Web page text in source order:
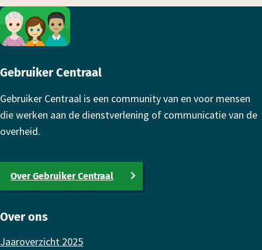
Footer
Gebruiker Centraal
Gebruiker Centraal is een community van en voor mensen
die werken aan de dienstverlening of communicatie van de
overheid.
Over Gebruiker Centraal
Over ons
Jaaroverzicht 2025